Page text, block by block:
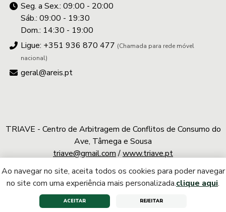
Seg. a Sex.: 09:00 - 20:00
Sáb.: 09:00 - 19:30
Dom.: 14:30 - 19:00
Ligue: +351 936 870 477 (Chamada para rede móvel
nacional)
geral@areis.pt
TRIAVE - Centro de Arbitragem de Conflitos de Consumo do
Ave, Tâmega e Sousa
triave@gmail.com/www.triave.pt
A.REIS © 2026 | Todos os direitos reservados
Ao navegar no site, aceita todos os cookies para poder navegar
no site com uma experiência mais personalizada.clique aqui.
ACEITAR REJEITAR